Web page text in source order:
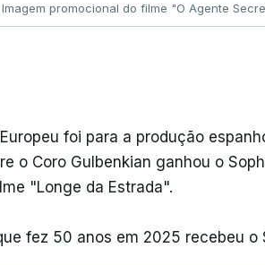
Imagem promocional do filme "O Agente
foi para a produção
o Coro Gulbenkian ganhou o
"Longe da Estrada".
fez 50 anos em 2025 recebeu o